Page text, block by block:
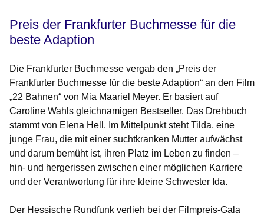
Preis der Frankfurter Buchmesse für die
beste Adaption
Die Frankfurter Buchmesse vergab den „Preis der
Frankfurter Buchmesse für die beste Adaption“ an den Film
„22 Bahnen“ von Mia Maariel Meyer. Er basiert auf
Caroline Wahls gleichnamigen Bestseller. Das Drehbuch
stammt von Elena Hell. Im Mittelpunkt steht Tilda, eine
junge Frau, die mit einer suchtkranken Mutter aufwächst
und darum bemüht ist, ihren Platz im Leben zu finden –
hin- und hergerissen zwischen einer möglichen Karriere
und der Verantwortung für ihre kleine Schwester Ida.
Der Hessische Rundfunk verlieh bei der Filmpreis-Gala